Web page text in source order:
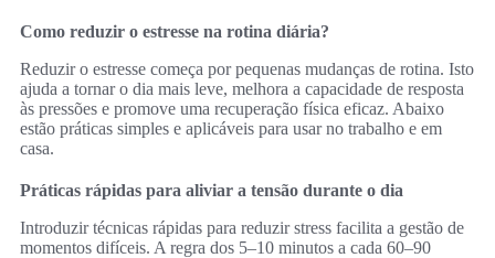
Como reduzir o estresse na rotina diária?
Reduzir o estresse começa por pequenas mudanças de rotina. Isto
ajuda a tornar o dia mais leve, melhora a capacidade de resposta
às pressões e promove uma recuperação física eficaz. Abaixo
estão práticas simples e aplicáveis para usar no trabalho e em
casa.
Práticas rápidas para aliviar a tensão durante o dia
Introduzir técnicas rápidas para reduzir stress facilita a gestão de
momentos difíceis. A regra dos 5–10 minutos a cada 60–90